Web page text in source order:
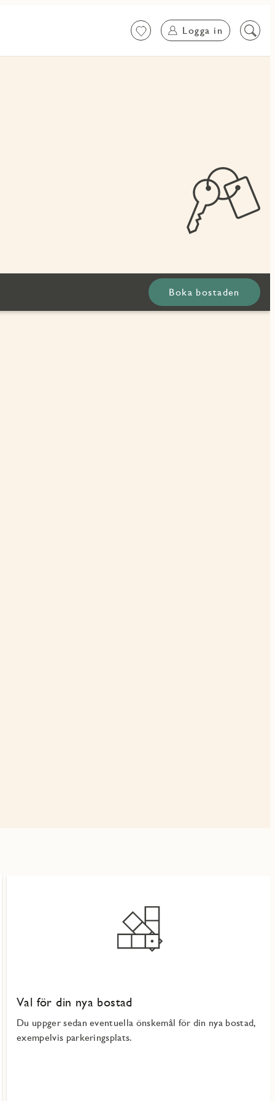
Favoriter Logga in
Sök
på
Boka bostaden
Val för din nya bostad
Du uppger sedan eventuella önskemål för din nya bostad,
exempelvis parkeringsplats.